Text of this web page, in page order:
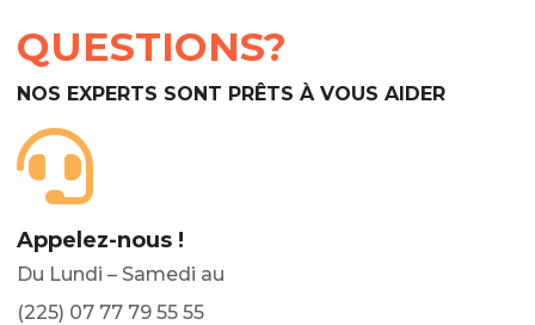
QUESTIONS?
NOS EXPERTS SONT PRÊTS À VOUS AIDER
Appelez-nous !
Du Lundi – Samedi au
(225) 07 77 79 55 55